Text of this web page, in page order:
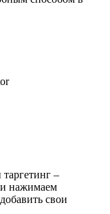
–
и нажимаем
свои